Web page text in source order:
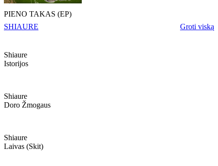
PIENO TAKAS (EP)
SHIAURE
Groti viską
Shiaure
Istorijos
Shiaure
Doro Žmogaus
Shiaure
Laivas (skit)